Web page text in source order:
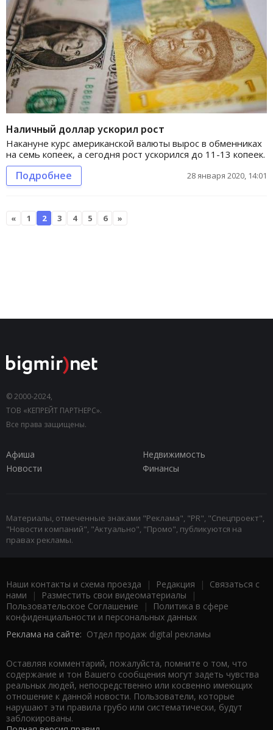
Наличный доллар ускорил рост
Накануне курс американской валюты вырос в обменниках
на семь копеек, а сегодня рост ускорился до 11-13 копеек.
Подробнее 28 января 2020, 14:01
« 1 2 3 4 5 6 »
© 2000-2024,
ТОВ «КЕПРЕЙТ ПАРТНЕРС».
Все права защищены.
Афиша
Недвижимость
Новости
Финансы
Материалы, отмеченные знаками "Реклама", "PR", "Спецпроект",
"Новости компаний", "Актуально", "Промо", публикуются на
правах рекламы.
Наши контакты и схема проезда | Редакция | Связаться с
нами | Разместить свои видеоматериалы |
Пользовательское Соглашение |
Политика в сфере
конфиденциальности и персональных данных
Реклама на сайте: Отдел продаж digital рекламы
Оставляя комментарий, пожалуйста, помните о том, что
содержание и тон Вашего сообщения могут задеть чувства
реальных людей, непосредственно или косвенно имеющих
отношение к данной новости. Пользователи, которые
нарушают эти правила грубо или систематически, будут
заблокированы.